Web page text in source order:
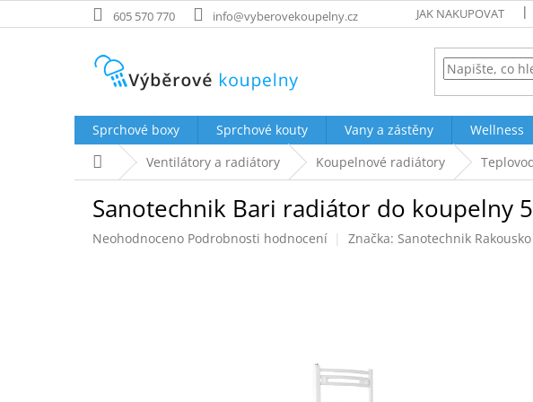
na
605 570 770 info@vyberovekoupelny.cz JAK NAKUPOVAT
Sprchové boxy Sprchové kouty Vany a zástěny Wellness
Domů Ventilátory a radiátory Koupelnové radiátory
Sanotechnik Bari radiátor do koupelny
Průměrné
Neohodnoceno Podrobnosti hodnocení Značka: Sanotechnik Rakousko